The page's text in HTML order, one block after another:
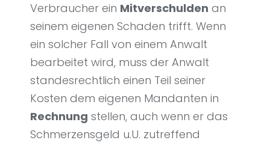
Verbraucher ein Mitverschulden an
seinem eigenen Schaden trifft. Wenn
ein solcher Fall von einem Anwalt
bearbeitet wird, muss der Anwalt
standesrechtlich einen Teil seiner
Kosten dem eigenen Mandanten in
Rechnung stellen, auch wenn er das
Schmerzensgeld u.U. zutreffend